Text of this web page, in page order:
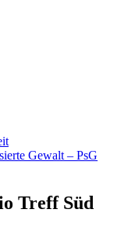
Gewalt – PsG
Treff Süd